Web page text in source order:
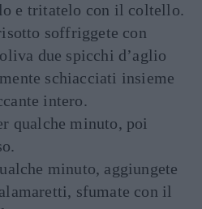
e tritatelo con il coltello.
soffriggete con
due spicchi d’aglio
schiacciati insieme
intero.
qualche minuto, poi
minuto, aggiungete
sfumate con il